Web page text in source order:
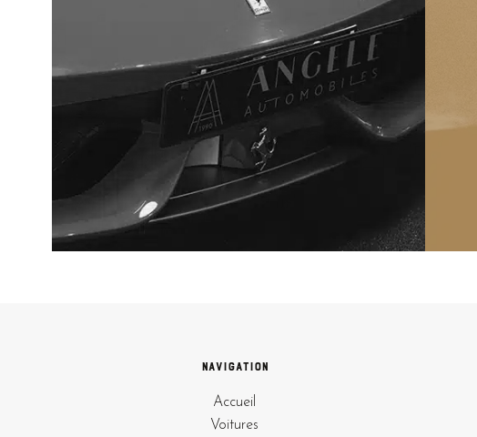
Navigation
Accueil
Voitures